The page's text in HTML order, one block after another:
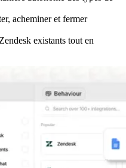
acheminer et fermer
existants tout en